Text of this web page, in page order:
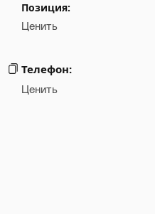
Позиция:
Ценить
Телефон:
Ценить